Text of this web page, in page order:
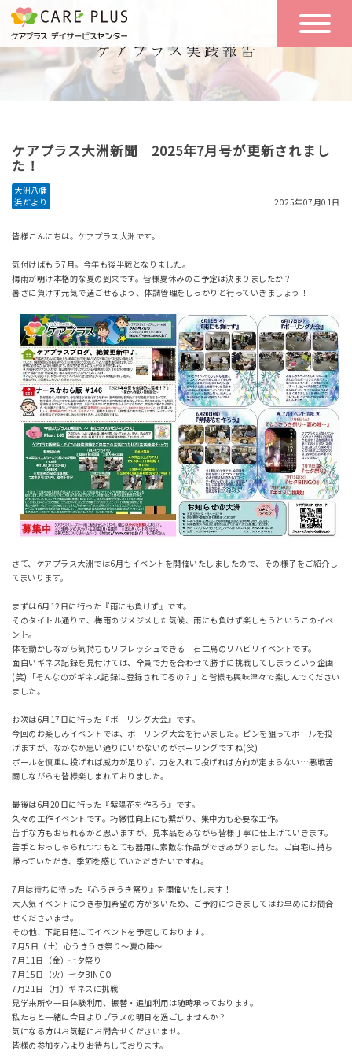
こんな方に
おすすめ
一日の流れ
一日体験
空き状況
リクルート
お問い合わせ
体験希望
ケアプラス大洲新聞 2025年7月号が更新されまし
た！
大洲八幡
浜だより
2025年07月01日
皆様こんにちは。ケアプラス大洲です。
気付けばもう7月。今年も後半戦となりました。
梅雨が明け本格的な夏の到来です。皆様夏休みのご予定は決まりましたか？
暑さに負けず元気で過ごせるよう、体調管理をしっかりと行っていきましょう！
さて、ケアプラス大洲では6月もイベントを開催いたしましたので、その様子をご紹介し
てまいります。
まずは6月12日に行った『雨にも負けず』です。
そのタイトル通りで、梅雨のジメジメした気候、雨にも負けず楽しもうというこのイベ
ント。
体を動かしながら気持ちもリフレッシュできる一石二鳥のリハビリイベントです。
面白いギネス記録を見付けては、全員で力を合わせて勝手に挑戦してしまうという企画
(笑)「そんなのがギネス記録に登録されてるの？」と皆様も興味津々で楽しんでください
ました。
お次は6月17日に行った『ボーリング大会』です。
今回のお楽しみイベントでは、ボーリング大会を行いました。ピンを狙ってボールを投
げますが、なかなか思い通りにいかないのがボーリングですね(笑)
ボールを慎重に投げれば威力が足りず、力を入れて投げれば方向が定まらない…悪戦苦
闘しながらも皆様楽しまれておりました。
最後は6月20日に行った『紫陽花を作ろう』です。
久々の工作イベントです。巧緻性向上にも繋がり、集中力も必要な工作。
苦手な方もおられるかと思いますが、見本品をみながら皆様丁寧に仕上げていきます。
苦手とおっしゃられつつもとても器用に素敵な作品ができあがりました。ご自宅に持ち
帰っていただき、季節を感じていただきたいですね。
7月は待ちに待った『心うきうき祭り』を開催いたします！
大人気イベントにつき参加希望の方が多いため、ご予約につきましてはお早めにお問合
せくださいませ。
その他、下記日程にてイベントを予定しております。
7月5日（土）心うきうき祭り～夏の陣～
7月11日（金）七夕祭り
7月15日（火）七夕BINGO
7月21日（月）ギネスに挑戦
見学来所や一日体験利用、振替・追加利用は随時承っております。
私たちと一緒に今日よりプラスの明日を過ごしませんか？
気になる方はお気軽にお問合せくださいませ。
皆様の参加を心よりお待ちしております。